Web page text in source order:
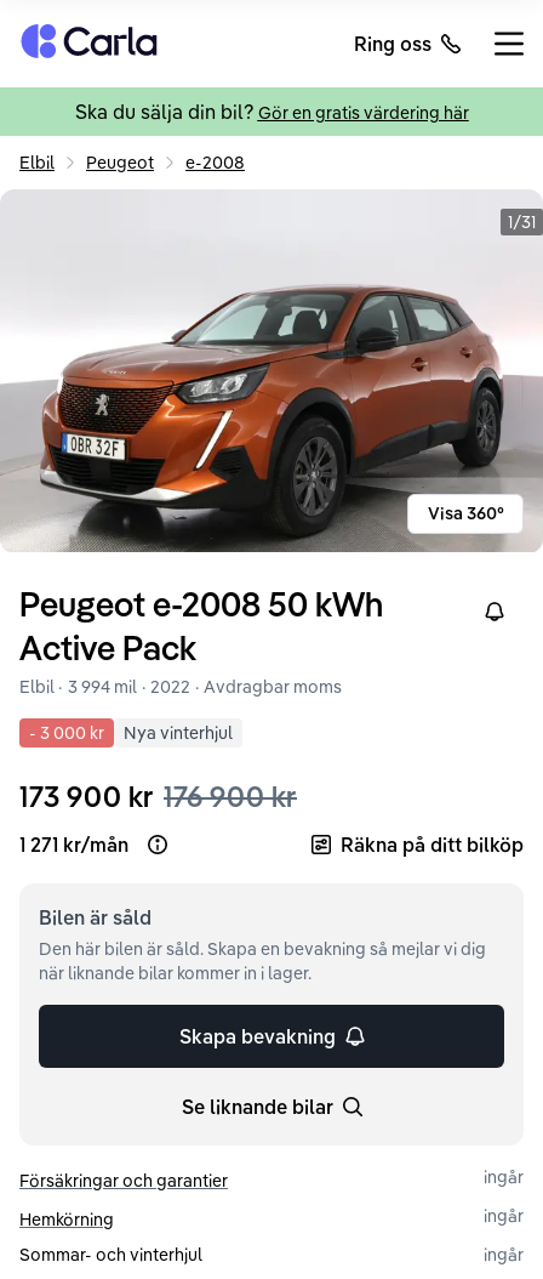
Tillbaka till startsidan Ring oss
Ska du sälja din bil? Gör en gratis värdering här
Elbil Peugeot e-2008
1/31
Visa 360°
Peugeote-200850 kWh
Active Pack
Right
Elbil · 3 994 mil · 2022 · Avdragbar moms
- 3 000 kr Nya vinterhjul
173 900 kr 176 900 kr
1 271 kr/mån Open loan example Räkna på ditt bilköp
Bilen är såld
Den här bilen är såld. Skapa en bevakning så mejlar vi dig
när liknande bilar kommer in i lager.
Skapa bevakning
Se liknande bilar
Försäkringar och garantier
ingår
Hemkörning
ingår
Sommar- och vinterhjul
ingår